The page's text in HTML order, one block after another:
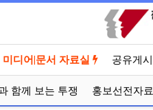
미디어|문서 자료실 공유게
함께 보는 투쟁 홍보선전자료